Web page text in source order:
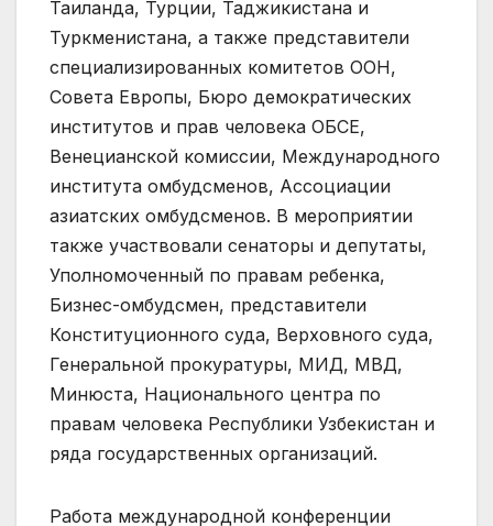
Таиланда, Турции, Таджикистана и
Туркменистана, а также представители
специализированных комитетов ООН,
Совета Европы, Бюро демократических
институтов и прав человека ОБСЕ,
Венецианской комиссии, Международного
института омбудсменов, Ассоциации
азиатских омбудсменов. В мероприятии
также участвовали сенаторы и депутаты,
Уполномоченный по правам ребенка,
Бизнес-омбудсмен, представители
Конституционного суда, Верховного суда,
Генеральной прокуратуры, МИД, МВД,
Минюста, Национального центра по
правам человека Республики Узбекистан и
ряда государственных организаций.
Работа международной конференции